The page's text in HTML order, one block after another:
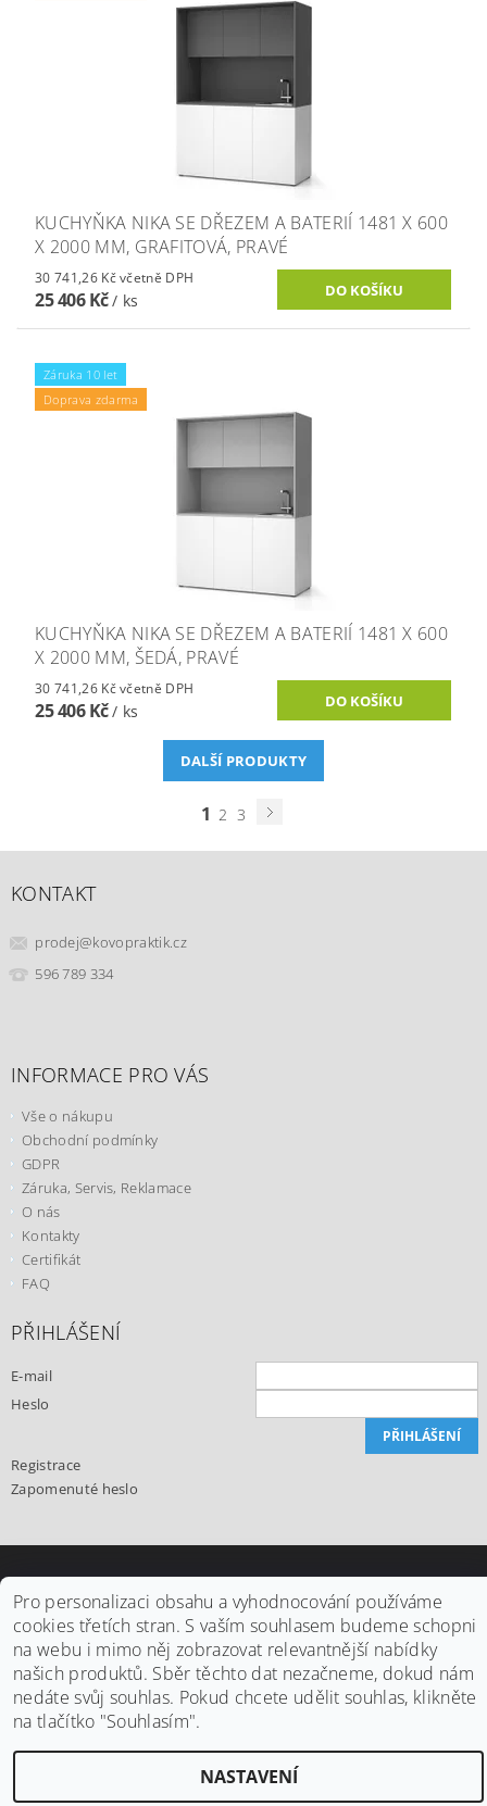
KUCHYŇKA NIKA SE DŘEZEM A BATERIÍ 1481 X 600
X 2000 MM, GRAFITOVÁ, PRAVÉ
30 741,26 Kč včetně DPH
25 406 Kč/ ks
Záruka 10 let
Doprava zdarma
KUCHYŇKA NIKA SE DŘEZEM A BATERIÍ 1481 X 600
X 2000 MM, ŠEDÁ, PRAVÉ
30 741,26 Kč včetně DPH
25 406 Kč/ ks
DALŠÍ PRODUKTY
1 2 3
KONTAKT
prodej@kovopraktik.cz
596 789 334
INFORMACE PRO VÁS
Vše o nákupu
Obchodní podmínky
GDPR
Záruka, Servis, Reklamace
O nás
Kontakty
Certifikát
FAQ
PŘIHLÁŠENÍ
E-mail
Heslo
Registrace
Zapomenuté heslo
Vytvořil Shoptet
Pro personalizaci obsahu a vyhodnocování používáme
cookies třetích stran. S vaším souhlasem budeme schopni
na webu i mimo něj zobrazovat relevantnější nabídky
našich produktů. Sběr těchto dat nezačneme, dokud nám
nedáte svůj souhlas. Pokud chcete udělit souhlas, klikněte
na tlačítko "Souhlasím".
NASTAVENÍ